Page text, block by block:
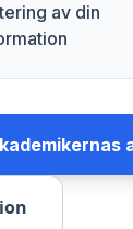
av din